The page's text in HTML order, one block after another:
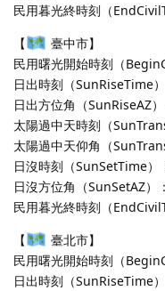
民用暮光終時刻（
【
臺中市】
民用曙光開始時刻（
日出時刻（SunRiseTime
日出方位角（SunRiseAZ
太陽過中天時刻（
太陽過中天仰角（
日沒時刻（SunSetTime）
日沒方位角（SunSetAZ）
民用暮光終時刻（
【
臺北市】
民用曙光開始時刻（
日出時刻（SunRiseTime